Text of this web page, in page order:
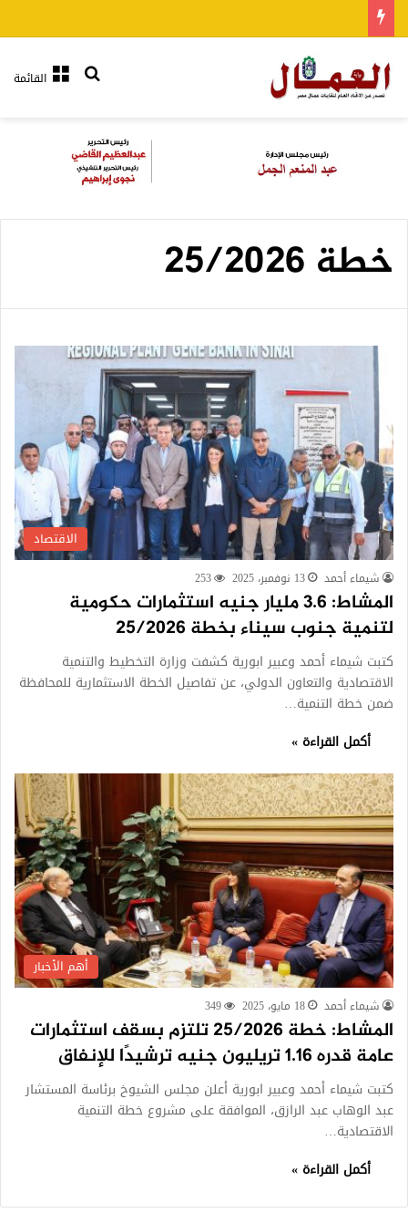
القائمةبحث عن
خطة 25/2026
الاقتصاد
شيماء أحمد 13 نوفمبر، 2025 253
المشاط: 3.6 مليار جنيه استثمارات حكومية
لتنمية جنوب سيناء بخطة 25/2026
كتبت شيماء أحمد وعبير ابورية كشفت وزارة التخطيط والتنمية
الاقتصادية والتعاون الدولي، عن تفاصيل الخطة الاستثمارية للمحافظة
ضمن خطة التنمية…
أكمل القراءة »
أهم الأخبار
شيماء أحمد 18 مايو، 2025 349
المشاط: خطة 25/2026 تلتزم بسقف استثمارات
عامة قدره 1.16 تريليون جنيه ترشيدًا للإنفاق
كتبت شيماء أحمد وعبير ابورية أعلن مجلس الشيوخ برئاسة المستشار
عبد الوهاب عبد الرازق، الموافقة على مشروع خطة التنمية
الاقتصادية…
أكمل القراءة »